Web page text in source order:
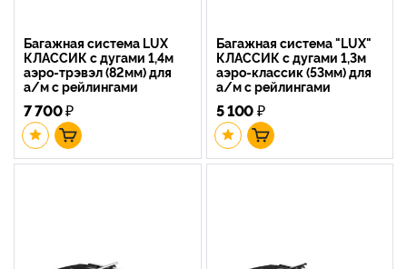
Багажная система LUX
КЛАССИК с дугами 1,4м
аэро-трэвэл (82мм) для
а/м с рейлингами
7 700₽
Багажная система "LUX"
КЛАССИК с дугами 1,3м
аэро-классик (53мм) для
а/м с рейлингами
5 100₽